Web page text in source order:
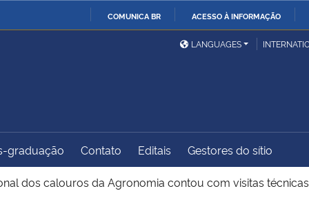
COMUNICA BR ACESSO À INFORMAÇÃO
Ministério da Defesa
Ministério das Relações
Exteriores
Ministério do
Desenvolvimento Regional
Controladoria-Geral da
União
LANGUAGES
graduação Contato Editais Gestores do sítio
dos calouros da Agronomia contou com visitas